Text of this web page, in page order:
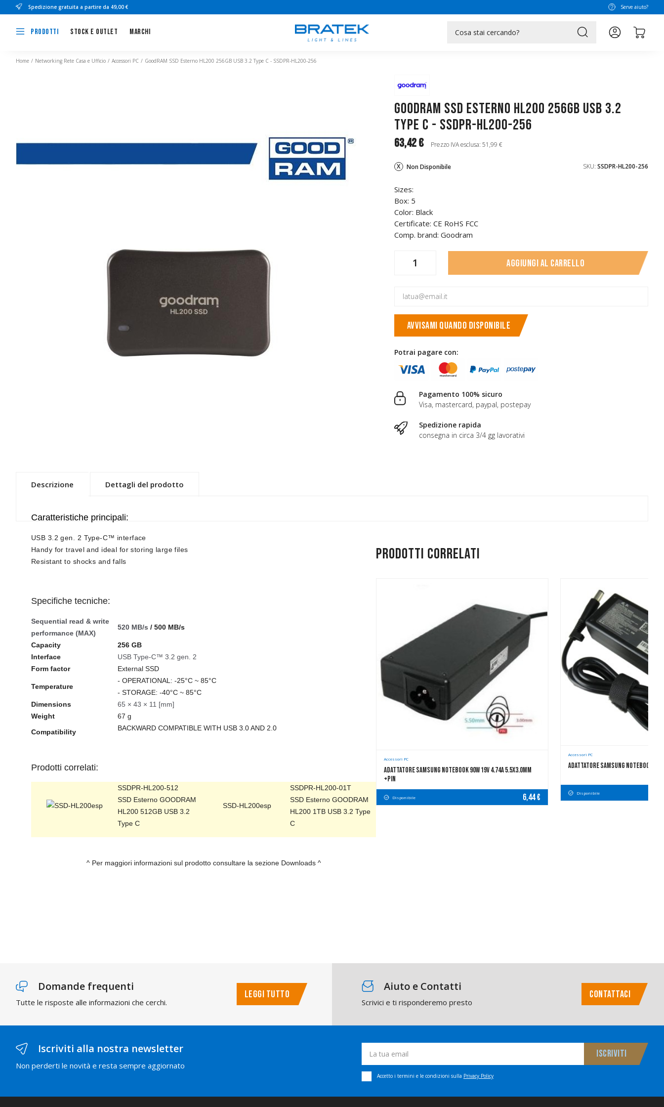
Spedizione gratuita a partire da 49,00 € Serve aiuto?
Prodotti Stock e outlet Marchi search
Home Networking Rete Casa e Ufficio Accessori PC GoodRAM SSD Esterno HL200 256GB USB 3.2 Type C - SSDPR-HL200-256
GoodRAM SSD Esterno HL200 256GB USB 3.2
Type C - SSDPR-HL200-256
63,42 € Prezzo IVA esclusa: 51,99 €
Non Disponibile SKU: SSDPR-HL200-256
Sizes:
Box: 5
Color: Black
Certificate: CE RoHS FCC
Comp. brand: Goodram
Aggiungi al carrello
AVVISAMI QUANDO DISPONIBILE
Potrai pagare con:
Pagamento 100% sicuro
Visa, mastercard, paypal, postepay
Spedizione rapida
consegna in circa 3/4 gg lavorativi
Descrizione Dettagli del prodotto
Caratteristiche principali:
USB 3.2 gen. 2 Type-C™ interface
Handy for travel and ideal for storing large files
Resistant to shocks and falls
Specifiche tecniche:
Sequential read & write
performance (MAX)
520 MB/s / 500 MB/s
Capacity
256 GB
Interface
USB Type-C™ 3.2 gen. 2
Form factor
External SSD
Temperature
- OPERATIONAL: -25°C ~ 85°C
- STORAGE: -40°C ~ 85°C
Dimensions
65 × 43 × 11 [mm]
Weight
67 g
Compatibility
BACKWARD COMPATIBLE WITH USB 3.0 AND 2.0
Prodotti correlati:
SSDPR-HL200-512
SSD Esterno GOODRAM
HL200 512GB USB 3.2
Type C
SSDPR-HL200-01T
SSD Esterno GOODRAM
HL200 1TB USB 3.2 Type
C
^ Per maggiori informazioni sul prodotto consultare la sezione Downloads ^
Prodotti correlati
Accessori PC
Adattatore Samsung Notebook 90W 19V 4.74A 5.5x3.0mm
+pin
Disponibile 6,44 €
Accessori PC
Adattatore Samsung Notebook 19V
Disponibile
Domande frequenti
Tutte le risposte alle informazioni che cerchi.
LEGGI TUTTO
Aiuto e Contatti
Scrivici e ti risponderemo presto
CONTATTACI
Iscriviti alla nostra newsletter
Non perderti le novità e resta sempre aggiornato
Accetto i termini e le condizioni sulla Privacy Policy